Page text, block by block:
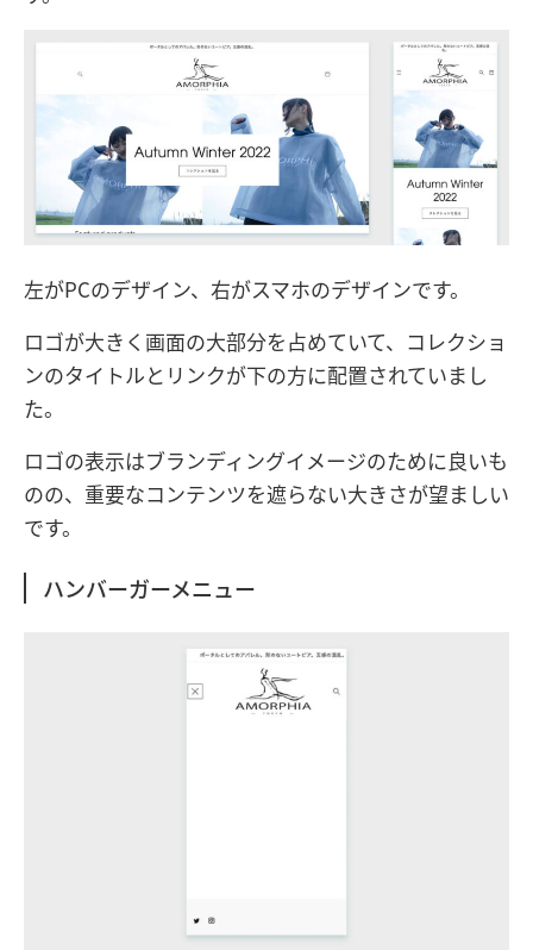
左がPCのデザイン、右がスマホのデザインです。
ロゴが大きく画面の大部分を占めていて、コレクショ
ンのタイトルとリンクが下の方に配置されていまし
た。
ロゴの表示はブランディングイメージのために良いも
のの、重要なコンテンツを遮らない大きさが望ましい
です。
ハンバーガーメニュー